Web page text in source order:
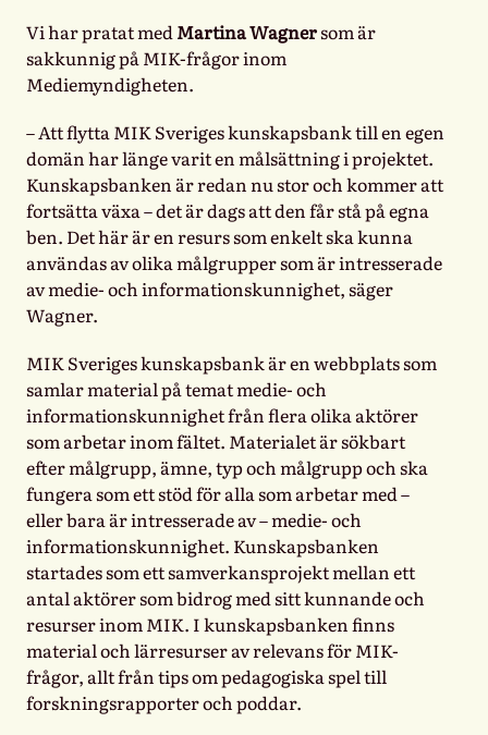
Vi har pratat medMartina Wagnersom är
sakkunnig på MIK-frågor inom
Mediemyndigheten.
– Att flytta MIK Sveriges kunskapsbank till en egen
domän har länge varit en målsättning i projektet.
Kunskapsbanken är redan nu stor och kommer att
fortsätta växa – det är dags att den får stå på egna
ben. Det här är en resurs som enkelt ska kunna
användas av olika målgrupper som är intresserade
av medie- och informationskunnighet, säger
Wagner.
MIK Sveriges kunskapsbank är en webbplats som
samlar material på temat medie- och
informationskunnighet från flera olika aktörer
som arbetar inom fältet. Materialet är sökbart
efter målgrupp, ämne, typ och målgrupp och ska
fungera som ett stöd för alla som arbetar med –
eller bara är intresserade av – medie- och
informationskunnighet. Kunskapsbanken
startades som ett samverkansprojekt mellan ett
antal aktörer som bidrog med sitt kunnande och
resurser inom MIK. I kunskapsbanken finns
material och lärresurser av relevans för MIK-
frågor, allt från tips om pedagogiska spel till
forskningsrapporter och poddar.